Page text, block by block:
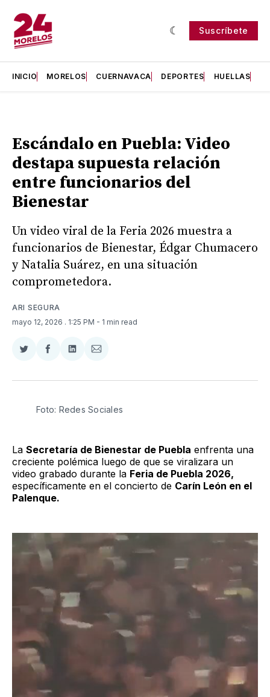
Suscríbete
INICIO MORELOS CUERNAVACA DEPORTES HUELLAS
Escándalo en Puebla: Video
destapa supuesta relación
entre funcionarios del
Bienestar
Un video viral de la Feria 2026 muestra a
funcionarios de Bienestar, Édgar Chumacero
y Natalia Suárez, en una situación
comprometedora.
ARI SEGURA
mayo 12, 2026 . 1:25 PM - 1 min read
Compartir
Twitter
Compartir
Facebook
Compartir
LinkedIn
Compartir
Email
Foto: Redes Sociales
La Secretaría de Bienestar de Puebla enfrenta una
creciente polémica luego de que se viralizara un
video grabado durante la Feria de Puebla 2026,
específicamente en el concierto de Carín León en el
Palenque.